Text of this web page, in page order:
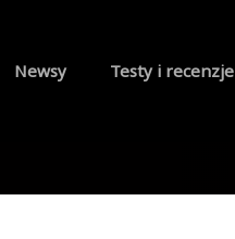
Newsy Testy i recenzje